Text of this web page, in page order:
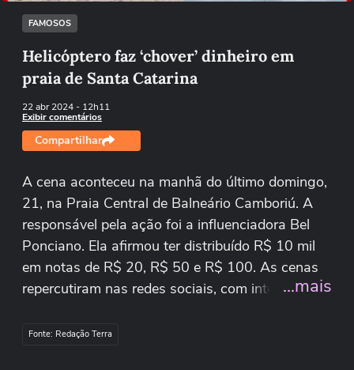
FAMOSOS
Helicóptero faz ‘chover’ dinheiro em
praia de Santa Catarina
22 abr 2024- 12h11
Exibir comentários
Compartilhar
A cena aconteceu na manhã do último domingo,
21, na Praia Central de Balneário Camboriú. A
responsável pela ação foi a influenciadora Bel
Ponciano. Ela afirmou ter distribuído R$ 10 mil
em notas de R$ 20, R$ 50 e R$ 100. As cenas
repercutiram nas redes sociais, com internautas
influencer.
...mais
Fonte: Redação Terra